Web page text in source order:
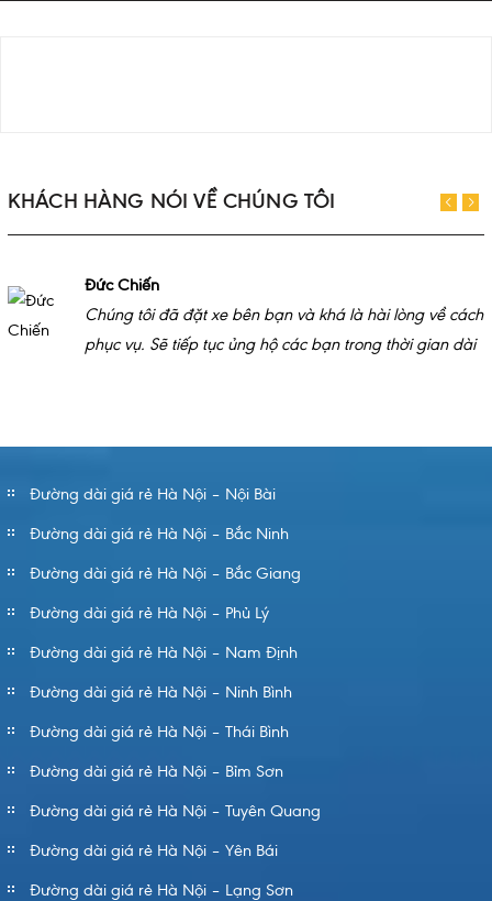
KHÁCH HÀNG NÓI VỀ CHÚNG TÔI
Đức Chiến
Chúng tôi đã đặt xe bên bạn và khá là hài lòng về cách
phục vụ. Sẽ tiếp tục ủng hộ các bạn trong thời gian dài
Đường dài giá rẻ Hà Nội – Nội Bài
Đường dài giá rẻ Hà Nội – Bắc Ninh
Đường dài giá rẻ Hà Nội – Bắc Giang
Đường dài giá rẻ Hà Nội – Phủ Lý
Đường dài giá rẻ Hà Nội – Nam Định
Đường dài giá rẻ Hà Nội – Ninh Bình
Đường dài giá rẻ Hà Nội – Thái Bình
Đường dài giá rẻ Hà Nội – Bỉm Sơn
Đường dài giá rẻ Hà Nội – Tuyên Quang
Đường dài giá rẻ Hà Nội – Yên Bái
Đường dài giá rẻ Hà Nội – Lạng Sơn